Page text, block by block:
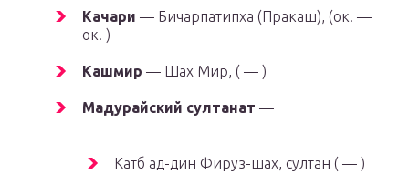
Качари — Бичарпатипха (Пракаш), (ок. —
ок. )
Кашмир — Шах Мир, ( — )
Мадурайский султанат —
Катб ад-дин Фируз-шах, султан ( — )